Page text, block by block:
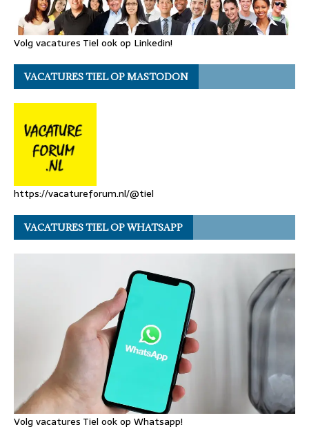
Volg vacatures Tiel ook op Linkedin!
VACATURES TIEL OP MASTODON
https://vacatureforum.nl/@tiel
VACATURES TIEL OP WHATSAPP
Volg vacatures Tiel ook op Whatsapp!